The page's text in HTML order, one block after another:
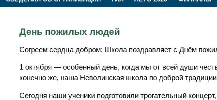
День пожилых людей
Согреем сердца добром: Школа поздравляет с Днём
1 октября — особенный день, когда мы от всей души
конечно же, наша Неволинская школа по доброй
Сегодня наши ученики подготовили трогательный